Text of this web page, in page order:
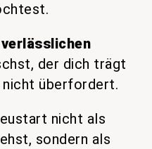
verlässlichen
der dich trägt
überfordert.
nicht als
sondern als